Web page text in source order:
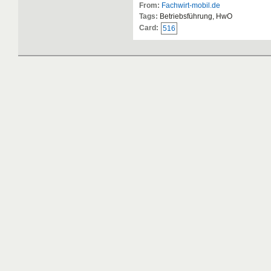
From: Fachwirt-mobil.de
Tags: Betriebsführung, HwO
Card: 516